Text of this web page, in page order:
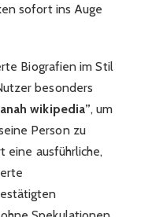
sofort ins Auge
Biografien im Stil
besonders
wikipedia”, um
Person zu
ausführliche,